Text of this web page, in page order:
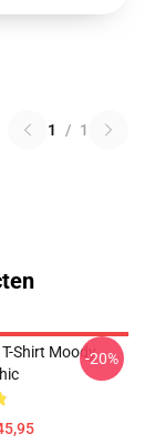
1 / 1
Shirt Moody-20%